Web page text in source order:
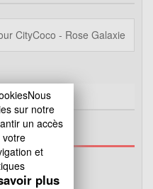
CityCoco - Rose Galaxie
4
:
sur notre
un accès
votre
et
plus